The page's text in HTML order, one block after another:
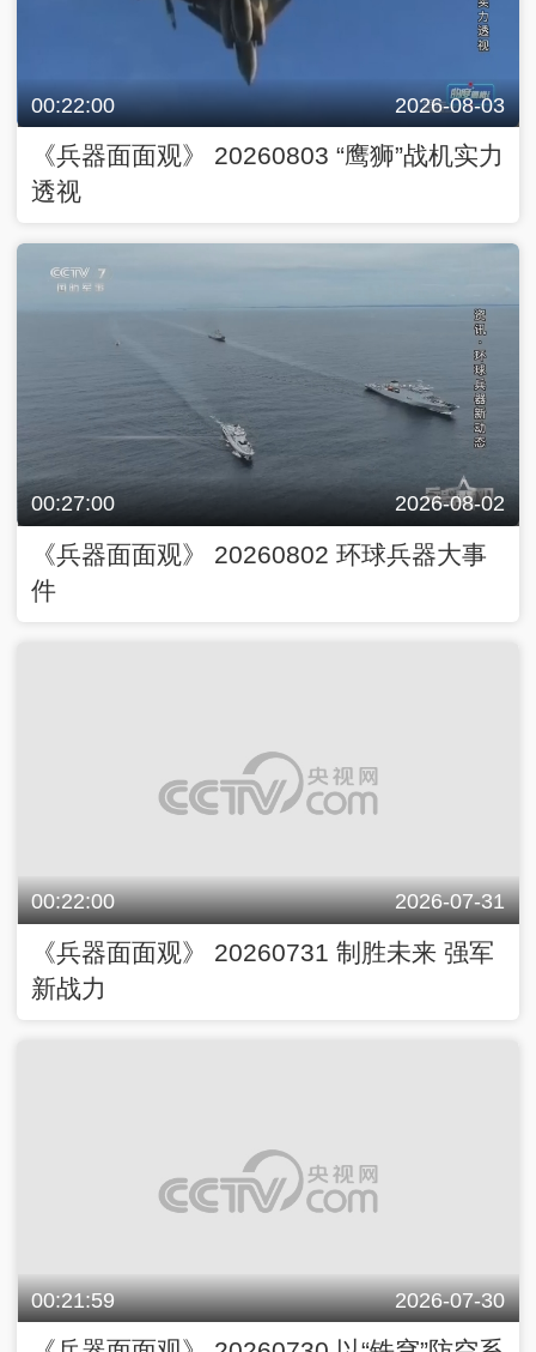
00:22:00 2026-08-03
《兵器面面观》 20260803 “鹰狮”战机实力
透视
00:27:00 2026-08-02
《兵器面面观》 20260802 环球兵器大事
件
00:22:00 2026-07-31
《兵器面面观》 20260731 制胜未来 强军
新战力
00:21:59 2026-07-30